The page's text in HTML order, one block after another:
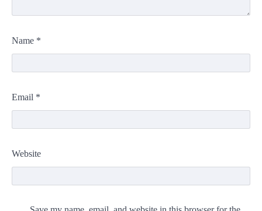
Name *
Email *
Website